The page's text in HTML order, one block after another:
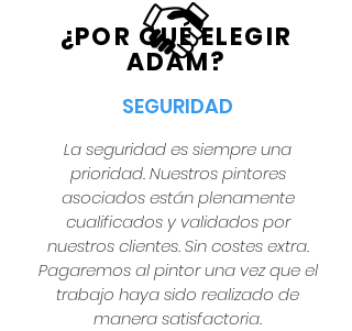
SEGURIDAD
La seguridad es siempre una
prioridad. Nuestros pintores
asociados están plenamente
cualificados y validados por
nuestros clientes. Sin costes extra.
Pagaremos al pintor una vez que el
trabajo haya sido realizado de
manera satisfactoria.
¿POR QUÉ ELEGIR
ADAM?